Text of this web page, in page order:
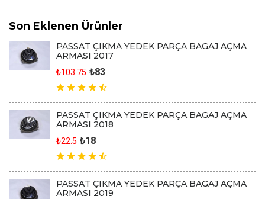
Son Eklenen Ürünler
PASSAT ÇIKMA YEDEK PARÇA BAGAJ AÇMA
ARMASI 2017
₺103.75 ₺83
PASSAT ÇIKMA YEDEK PARÇA BAGAJ AÇMA
ARMASI 2018
₺22.5 ₺18
PASSAT ÇIKMA YEDEK PARÇA BAGAJ AÇMA
ARMASI 2019